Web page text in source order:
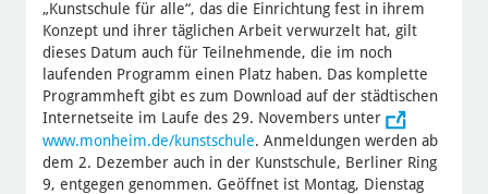
„Kunstschule für alle“, das die Einrichtung fest in ihrem
Konzept und ihrer täglichen Arbeit verwurzelt hat, gilt
dieses Datum auch für Teilnehmende, die im noch
laufenden Programm einen Platz haben. Das komplette
Programmheft gibt es zum Download auf der städtischen
Internetseite im Laufe des 29. Novembers unter
www.monheim.de/kunstschule. Anmeldungen werden ab
dem 2. Dezember auch in der Kunstschule, Berliner Ring
9, entgegen genommen. Geöffnet ist Montag, Dienstag